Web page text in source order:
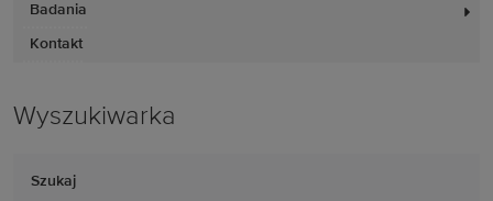
Badania
Kontakt
Wyszukiwarka
Szukaj